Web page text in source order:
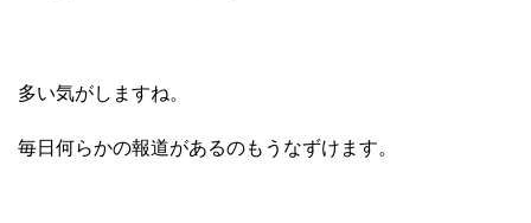
多い気がしますね。
毎日何らかの報道があるのもうなずけます。